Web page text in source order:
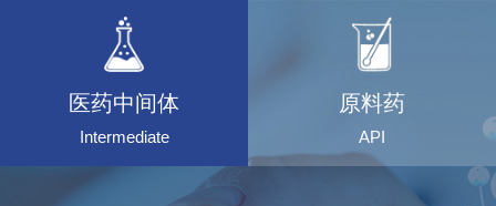
医药中间体
Intermediate
原料药
API